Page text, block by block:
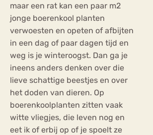
maar een rat kan een paar m2
jonge boerenkool planten
verwoesten en opeten of afbijten
in een dag of paar dagen tijd en
weg is je winteroogst. Dan ga je
ineens anders denken over die
lieve schattige beestjes en over
het doden van dieren. Op
boerenkoolplanten zitten vaak
witte vliegjes, die leven nog en
eet ik of erbij op of je spoelt ze